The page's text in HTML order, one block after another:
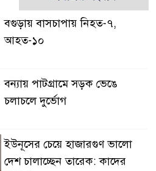
বগুড়ায় বাসচাপায় নিহত-৭,
আহত-১০
বন্যায় পাটগ্রামে সড়ক ভেঙে
চলাচলে দুর্ভোগ
ইউনূসের চেয়ে হাজারগুণ ভালো
দেশ চালাচ্ছেন তারেক: কাদের